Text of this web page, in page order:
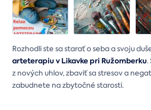
Rozhodli ste sa starať o seba a svoju
arteterapiu v Likavke pri Ružomberku.
z nových uhlov, zbaviť sa stresov a
zabudnete na zbytočné starosti.